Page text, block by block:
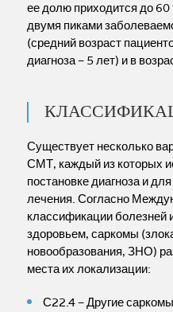
ее долю приходится до
двумя пиками
(средний возраст
диагноза – 5 лет) и в
Существует несколько
СМТ, каждый из которых
постановке диагноза и
лечения. Согласно
классификации болезней
здоровьем, саркомы
новообразования, ЗНО)
места их локализации:
С22.4 – Другие